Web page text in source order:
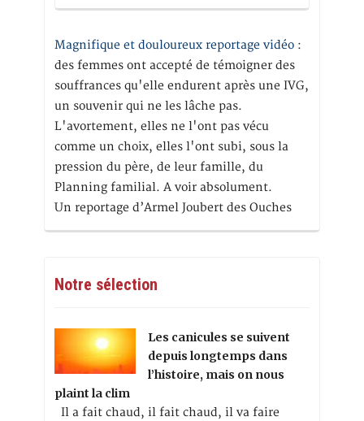
Magnifique et douloureux reportage vidéo :
des femmes ont accepté de témoigner des
souffrances qu'elle endurent après une IVG,
un souvenir qui ne les lâche pas.
L'avortement, elles ne l'ont pas vécu
comme un choix, elles l'ont subi, sous la
pression du père, de leur famille, du
Planning familial. A voir absolument.
Un reportage d’Armel Joubert des Ouches
Notre sélection
Les canicules se suivent
depuis longtemps dans
l’histoire, mais on nous
plaint la clim
Il a fait chaud, il fait chaud, il va faire